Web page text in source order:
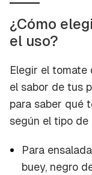
¿Cómo
el uso?
Elegir el tomate
el sabor de tus
para saber qué
según el tipo de
Para
buey, negro